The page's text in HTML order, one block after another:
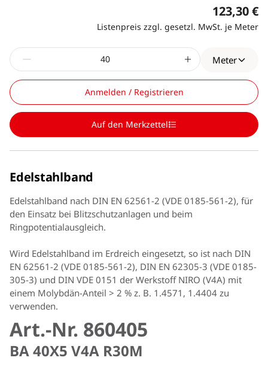
123,30 €
Listenpreis zzgl. gesetzl. MwSt. je Meter
Meter
Anmelden / Registrieren
Auf den Merkzettel
Edelstahlband
Edelstahlband nach DIN EN 62561-2 (VDE 0185-561-2), für
den Einsatz bei Blitzschutzanlagen und beim
Ringpotentialausgleich.
Wird Edelstahlband im Erdreich eingesetzt, so ist nach DIN
EN 62561-2 (VDE 0185-561-2), DIN EN 62305-3 (VDE 0185-
305-3) und DIN VDE 0151 der Werkstoff NIRO (V4A) mit
einem Molybdän-Anteil > 2 % z. B. 1.4571, 1.4404 zu
verwenden.
Art.-Nr. 860405
BA 40X5 V4A R30M